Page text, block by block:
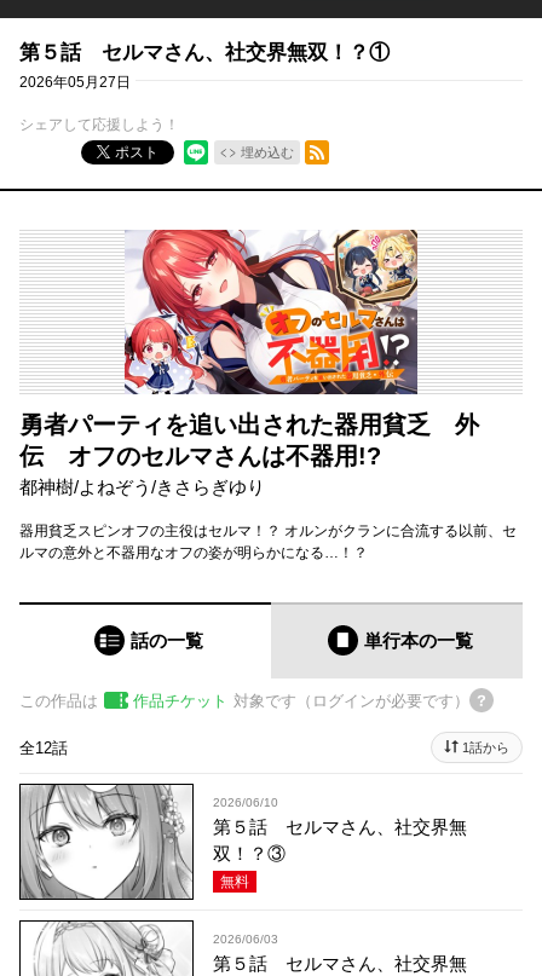
第５話 セルマさん、社交界無双！？①
2026年05月27日
シェアして応援しよう！
ポスト
埋め込む
RSSフィード
勇者パーティを追い出された器用貧乏 外
伝 オフのセルマさんは不器用!?
都神樹/よねぞう /きさらぎゆり
器用貧乏スピンオフの主役はセルマ！？ オルンがクランに合流する以前、セ
ルマの意外と不器用なオフの姿が明らかになる…！？
話の一覧 単行本の一覧
この作品は 作品チケット 対象です（ログインが必要です）
全12話 1話から
2026/06/10
第５話 セルマさん、社交界無
双！？③
無料
2026/06/03
第５話 セルマさん、社交界無